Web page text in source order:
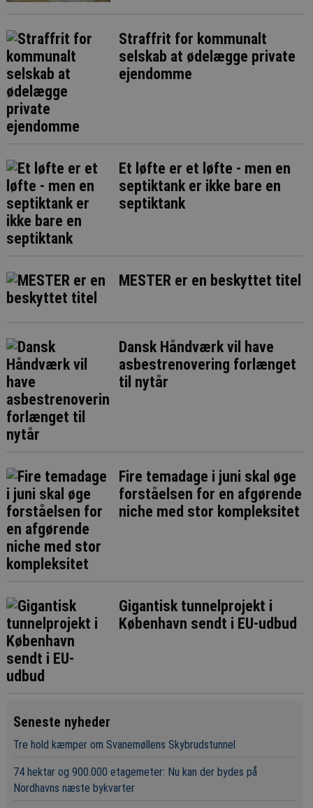
Straffrit for kommunalt
selskab at ødelægge private
ejendomme
Et løfte er et løfte - men en
septiktank er ikke bare en
septiktank
MESTER er en beskyttet titel
Dansk Håndværk vil have
asbestrenovering forlænget
til nytår
Fire temadage i juni skal øge
forståelsen for en afgørende
niche med stor kompleksitet
Gigantisk tunnelprojekt i
København sendt i EU-udbud
Seneste nyheder
Tre hold kæmper om Svanemøllens Skybrudstunnel
74 hektar og 900.000 etagemeter: Nu kan der bydes på
Nordhavns næste bykvarter